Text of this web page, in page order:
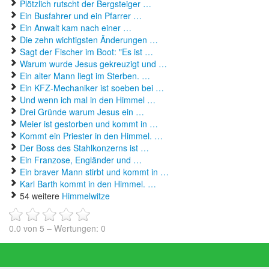
Plötzlich rutscht der Bergsteiger …
Ein Busfahrer und ein Pfarrer …
Ein Anwalt kam nach einer …
Die zehn wichtigsten Änderungen …
Sagt der Fischer im Boot: "Es ist …
Warum wurde Jesus gekreuzigt und …
Ein alter Mann liegt im Sterben. …
Ein KFZ-Mechaniker ist soeben bei …
Und wenn ich mal in den Himmel …
Drei Gründe warum Jesus ein …
Meier ist gestorben und kommt in …
Kommt ein Priester in den Himmel. …
Der Boss des Stahlkonzerns ist …
Ein Franzose, Engländer und …
Ein braver Mann stirbt und kommt in …
Karl Barth kommt in den Himmel. …
54 weitere Himmelwitze
0.0 von 5 – Wertungen: 0